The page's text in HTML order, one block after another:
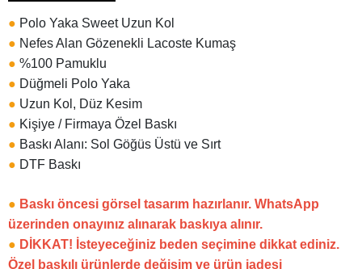
● Polo Yaka Sweet Uzun Kol
● Nefes Alan Gözenekli Lacoste Kumaş
● %100 Pamuklu
● Düğmeli Polo Yaka
● Uzun Kol, Düz Kesim
● Kişiye / Firmaya Özel Baskı
● Baskı Alanı: Sol Göğüs Üstü ve Sırt
● DTF Baskı
● Baskı öncesi görsel tasarım hazırlanır. WhatsApp
üzerinden onayınız alınarak baskıya alınır.
● DİKKAT! İsteyeceğiniz beden seçimine dikkat ediniz.
Özel baskılı ürünlerde değişim ve ürün iadesi